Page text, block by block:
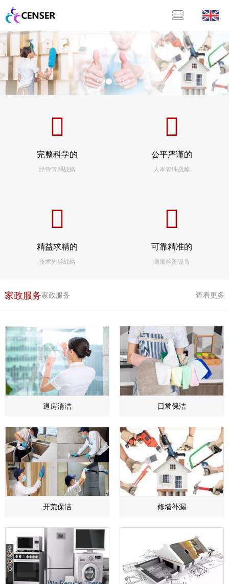
完整科学的
经营管理战略
公平严谨的
人本管理战略
精益求精的
技术先导战略
可靠精准的
测量检测设备
家政服务家政服务 查看更多
退房清洁 日常保洁
开荒保洁 ​修墙补漏